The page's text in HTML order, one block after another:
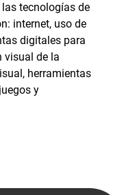
tecnologías de
internet, uso de
digitales para
visual de la
herramientas
y